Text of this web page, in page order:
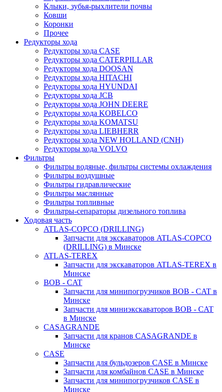
Клыки, зубья-рыхлители почвы
Ковши
Коронки
Прочее
Редукторы хода
Редукторы хода CASE
Редукторы хода CATERPILLAR
Редукторы хода DOOSAN
Редукторы хода HITACHI
Редукторы хода HYUNDAI
Редукторы хода JCB
Редукторы хода JOHN DEERE
Редукторы хода KOBELCO
Редукторы хода KOMATSU
Редукторы хода LIEBHERR
Редукторы хода NEW HOLLAND (CNH)
Редукторы хода VOLVO
Фильтры
Фильтры водяные, фильтры системы охлаждения
Фильтры воздушные
Фильтры гидравлические
Фильтры маслянные
Фильтры топливные
Фильтры-сепараторы дизельного топлива
Ходовая часть
ATLAS-COPCO (DRILLING)
Запчасти для экскаваторов ATLAS-COPCO
(DRILLING) в Минске
ATLAS-TEREX
Запчасти для экскаваторов ATLAS-TEREX в
Минске
BOB - CAT
Запчасти для минипогрузчиков BOB - CAT в
Минске
Запчасти для миниэкскаваторов BOB - CAT
в Минске
CASAGRANDE
Запчасти для кранов CASAGRANDE в
Минске
CASE
Запчасти для бульдозеров CASE в Минске
Запчасти для комбайнов CASE в Минске
Запчасти для минипогрузчиков CASE в
Минске